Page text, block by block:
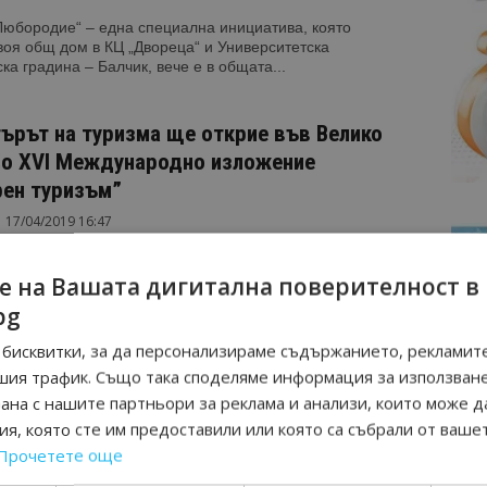
– една специална инициатива, която
общ дом в КЦ „Двореца“ и Университетска
градина – Балчик, вече е в общата...
на туризма ще открие във Велико
XVI Международно изложение
туризъм”
17/04/2019 16:47
Велико Търново XVI Международно изложение
туризъм". Откриването на форума е на 18 април...
в Кърджали: Фестивалите допринасят
на интереса към пътуванията във
на...
09/2018 21:13
на Вашата дигитална поверителност в
за да персонализираме съдържанието,
трафик. Също така споделяме информация за
с нашите партньори за реклама и анализи, които може
която сте им предоставили или която са събрали от
още